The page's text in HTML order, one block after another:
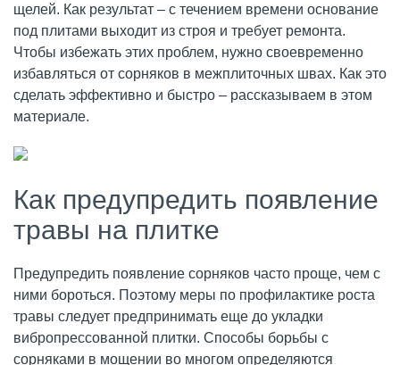
щелей. Как результат – с течением времени основание
под плитами выходит из строя и требует ремонта.
Чтобы избежать этих проблем, нужно своевременно
избавляться от сорняков в межплиточных швах. Как это
сделать эффективно и быстро – рассказываем в этом
материале.
Как предупредить появление
травы на плитке
Предупредить появление сорняков часто проще, чем с
ними бороться. Поэтому меры по профилактике роста
травы следует предпринимать еще до укладки
вибропрессованной плитки. Способы борьбы с
сорняками в мощении во многом определяются